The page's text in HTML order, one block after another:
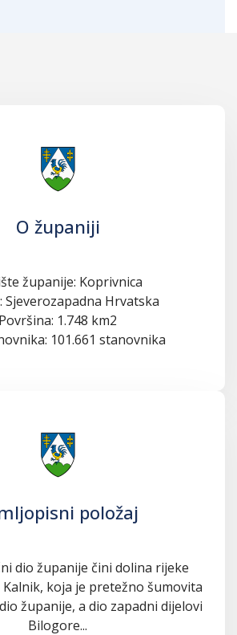
O županiji
županije: Koprivnica
Sjeverozapadna Hrvatska
Površina: 1.748 km2
101.661 stanovnika
položaj
dio županije čini dolina rijeke
Kalnik, koja je pretežno šumovita
županije, a dio zapadni dijelovi
Bilogore...